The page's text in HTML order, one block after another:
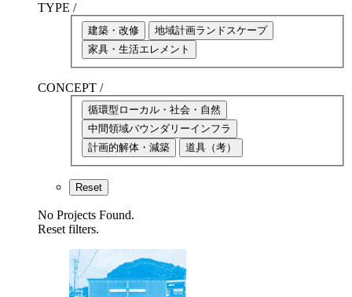
TYPE /
建築・改修 地域計画ランド スケープ
家具・生活エレ メント
CONCEPT /
循環型 ローカル・ 社会・自然
中間領域バウンダリーインフラ
計画的解体・減築 道具（考）
Reset
No Projects Found.
Reset filters.